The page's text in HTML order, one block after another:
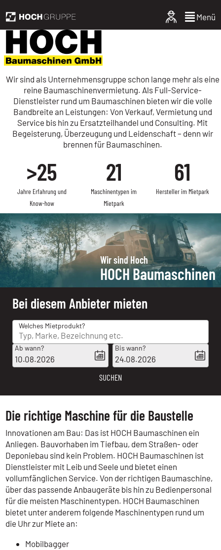
Menü
Wir sind als Unternehmensgruppe schon lange mehr als eine
reine Baumaschinenvermietung. Als Full-Service-
Dienstleister rund um Baumaschinen bieten wir die volle
Bandbreite an Leistungen: Von Verkauf, Vermietung und
Service bis hin zu Ersatzteilhandel und Consulting. Mit
Begeisterung, Überzeugung und Leidenschaft – denn wir
brennen für Baumaschinen.
Jahre Erfahrung und
Know-how
>25
Maschinentypen im
Mietpark
21
Hersteller im Mietpark
61
Wir sind Hoch
HOCH Baumaschinen
Bei diesem Anbieter mieten
Welches Mietprodukt?
Ab wann?
10.08.2026
Bis wann?
24.08.2026
SUCHEN
Die richtige Maschine für die Baustelle
Innovationen am Bau: Das ist HOCH Baumaschinen ein
Anliegen. Bauvorhaben im Tiefbau, dem Straßen- oder
Deponiebau sind kein Problem. HOCH Baumaschinen ist
Dienstleister mit Leib und Seele und bietet einen
vollumfänglichen Service. Von der richtigen Baumaschine,
über das passende Anbaugeräte bis hin zu Bedienpersonal
für die meisten Maschinentypen. HOCH Baumaschinen
bietet unter anderem folgende Maschinentypen rund um
die Uhr zur Miete an:
Mobilbagger